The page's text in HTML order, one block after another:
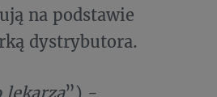
na podstawie
dystrybutora.​
lekarza”) -